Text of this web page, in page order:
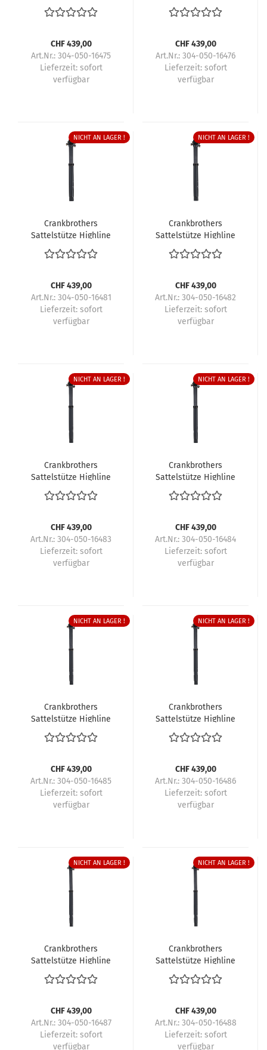
11
CHF 439,00
Art.Nr.: 304-050-16475
Lieferzeit: sofort
verfügbar
11
CHF 439,00
Art.Nr.: 304-050-16476
Lieferzeit: sofort
verfügbar
NICHT AN LAGER !
Crankbrothers
Sattelstütze Highline
11
CHF 439,00
Art.Nr.: 304-050-16481
Lieferzeit: sofort
verfügbar
NICHT AN LAGER !
Crankbrothers
Sattelstütze Highline
11
CHF 439,00
Art.Nr.: 304-050-16482
Lieferzeit: sofort
verfügbar
NICHT AN LAGER !
Crankbrothers
Sattelstütze Highline
11
CHF 439,00
Art.Nr.: 304-050-16483
Lieferzeit: sofort
verfügbar
NICHT AN LAGER !
Crankbrothers
Sattelstütze Highline
11
CHF 439,00
Art.Nr.: 304-050-16484
Lieferzeit: sofort
verfügbar
NICHT AN LAGER !
Crankbrothers
Sattelstütze Highline
11
CHF 439,00
Art.Nr.: 304-050-16485
Lieferzeit: sofort
verfügbar
NICHT AN LAGER !
Crankbrothers
Sattelstütze Highline
11
CHF 439,00
Art.Nr.: 304-050-16486
Lieferzeit: sofort
verfügbar
NICHT AN LAGER !
Crankbrothers
Sattelstütze Highline
11
CHF 439,00
Art.Nr.: 304-050-16487
Lieferzeit: sofort
verfügbar
NICHT AN LAGER !
Crankbrothers
Sattelstütze Highline
11
CHF 439,00
Art.Nr.: 304-050-16488
Lieferzeit: sofort
verfügbar